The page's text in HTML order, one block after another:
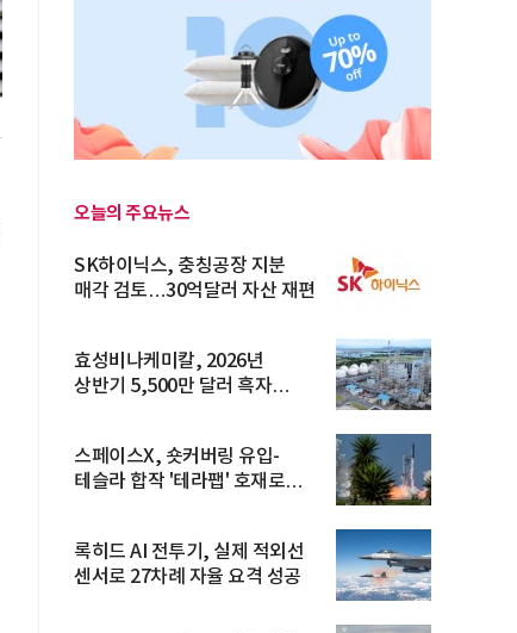
오늘의 주요뉴스
SK하이닉스, 충칭공장 지분
매각 검토…30억달러 자산 재편
효성비나케미칼, 2026년
상반기 5,500만 달러 흑자
스페이스X, 숏커버링 유입-
테슬라 합작 '테라팹' 호재로
록히드 AI 전투기, 실제 적외선
센서로 27차례 자율 요격 성공